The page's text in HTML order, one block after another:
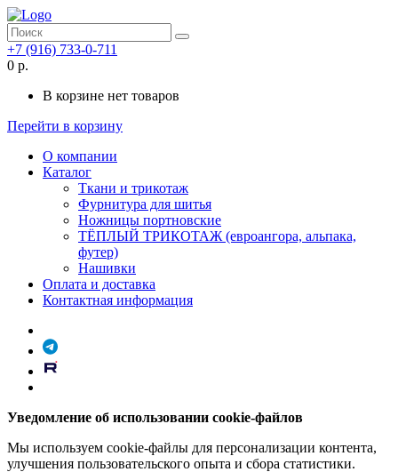
+7 (916) 733-0-711
0 р.
В корзине нет товаров
Перейти в корзину
О компании
Каталог
Ткани и трикотаж
Фурнитура для шитья
Ножницы портновские
ТЁПЛЫЙ ТРИКОТАЖ (евроангора, альпака,
футер)
Нашивки
Оплата и доставка
Контактная информация
Уведомление об использовании cookie-файлов
Мы используем cookie-файлы для персонализации контента,
улучшения пользовательского опыта и сбора статистики.